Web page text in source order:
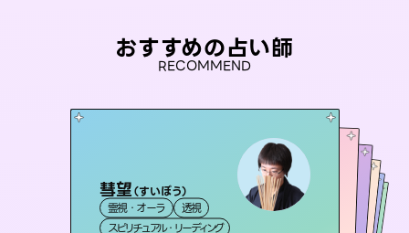
おすすめの占い師
RECOMMEND
彗望（すいぼう）
霊視・オーラ
透視
スピリチュアル・リーディング
桃源珠羽（とうげんみう）
霊視・オーラ タロット
アイリス -iris-
西洋占星術 タロット
おう 霊感オラクル
霊視・オーラ
未来視師＊花
霊視・オーラ
セラピスト理恵